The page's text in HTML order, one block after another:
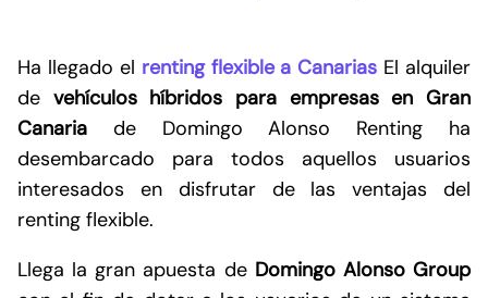
Ha llegado el renting flexible a Canarias El alquiler
de vehículos híbridos para empresas en Gran
Canaria de Domingo Alonso Renting ha
desembarcado para todos aquellos usuarios
interesados en disfrutar de las ventajas del
renting flexible.
Llega la gran apuesta de Domingo Alonso Group